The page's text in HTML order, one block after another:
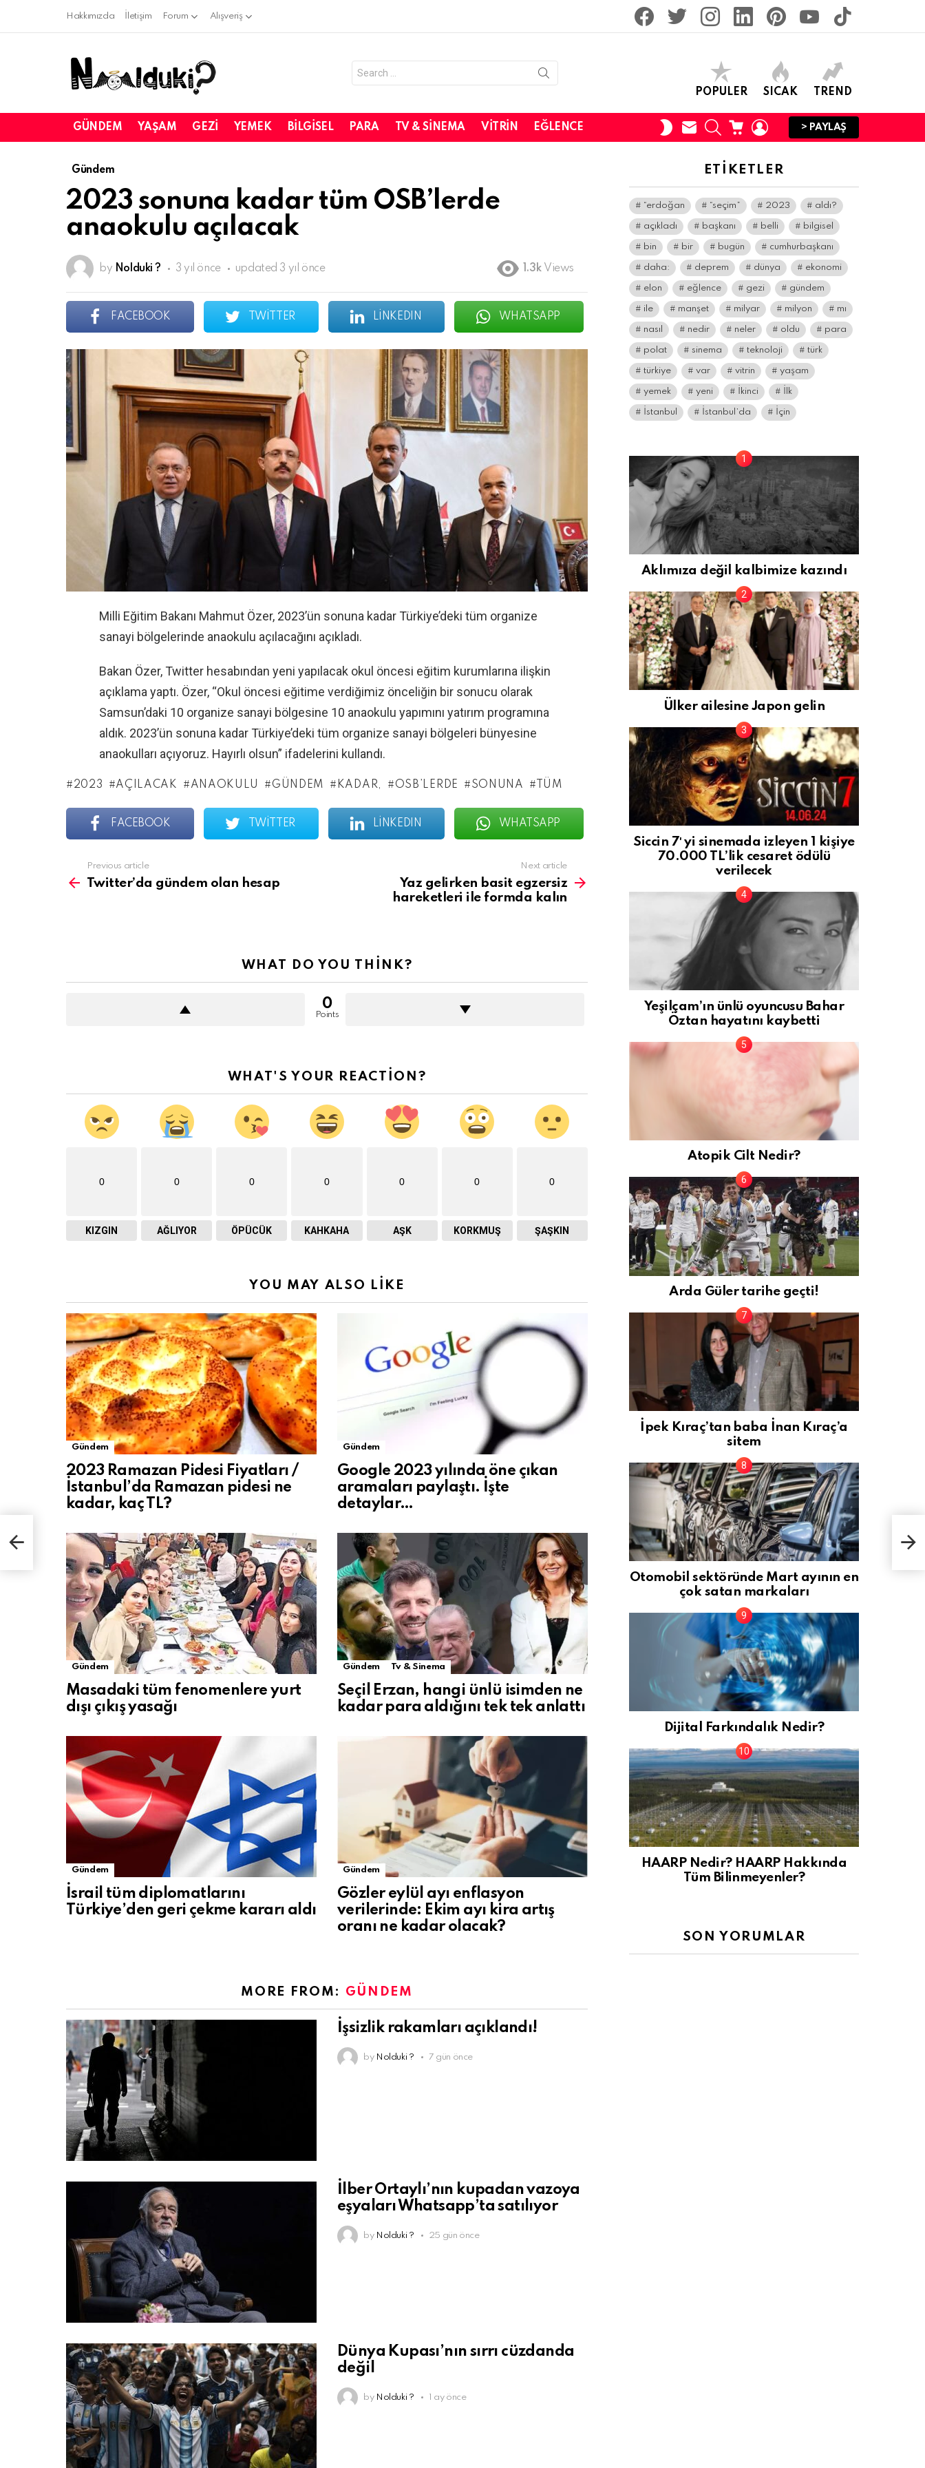
Hakkımızda İletişim Forum Alışveriş
for:
POPULER SICAK TREND
GÜNDEM YAŞAM GEZI YEMEK BILGISEL PARA TV & SINEMA VITRIN EĞLENCE
SWITCH
SKIN
SUBSCRIBE
SEARCHCART LOGIN
> PAYLAŞ
Gündem
2023 sonuna kadar tüm OSB’lerde
anaokulu açılacak
by Nolduki ? 3 yıl önce updated 3 yıl önce 1.3k Views
FACEBOOK TWITTER LINKEDIN WHATSAPP
Milli Eğitim Bakanı Mahmut Özer, 2023’ün sonuna kadar Türkiye’deki tüm organize
sanayi bölgelerinde anaokulu açılacağını açıkladı.
Bakan Özer, Twitter hesabından yeni yapılacak okul öncesi eğitim kurumlarına ilişkin
açıklama yaptı. Özer, “Okul öncesi eğitime verdiğimiz önceliğin bir sonucu olarak
Samsun’daki 10 organize sanayi bölgesine 10 anaokulu yapımını yatırım programına
aldık. 2023’ün sonuna kadar Türkiye’deki tüm organize sanayi bölgeleri bünyesine
anaokulları açıyoruz. Hayırlı olsun” ifadelerini kullandı.
2023 AÇILACAK ANAOKULU GÜNDEM KADAR, OSB’LERDE SONUNA TÜM
FACEBOOK TWITTER LINKEDIN WHATSAPP
more
Previous article
Twitter’da gündem olan hesap
Next article
Yaz gelirken basit egzersiz
hareketleri ile formda kalın
WHAT DO YOU THINK?
0
Points
WHAT'S YOUR REACTION?
0
KIZGIN
0
AĞLIYOR
0
ÖPÜCÜK
0
KAHKAHA
0
AŞK
0
KORKMUŞ
0
ŞAŞKIN
YOU MAY ALSO LIKE
Gündem
2023 Ramazan Pidesi Fiyatları /
İstanbul’da Ramazan pidesi ne
kadar, kaç TL?
Gündem
Google 2023 yılında öne çıkan
aramaları paylaştı. İşte
detaylar…
Gündem
Masadaki tüm fenomenlere yurt
dışı çıkış yasağı
Gündem Tv & Sinema
Seçil Erzan, hangi ünlü isimden ne
kadar para aldığını tek tek anlattı
Gündem
İsrail tüm diplomatlarını
Türkiye’den geri çekme kararı aldı
Gündem
Gözler eylül ayı enflasyon
verilerinde: Ekim ayı kira artış
oranı ne kadar olacak?
MORE FROM: GÜNDEM
İşsizlik rakamları açıklandı!
by Nolduki ? 7 gün önce
İlber Ortaylı’nın kupadan vazoya
eşyaları Whatsapp’ta satılıyor
by Nolduki ? 25 gün önce
Dünya Kupası’nın sırrı cüzdanda
değil
by Nolduki ? 1 ay önce
ETIKETLER
“erdoğan “seçim” 2023 aldı?
açıkladı başkanı belli bilgisel
bin bir bugün cumhurbaşkanı
daha: deprem dünya ekonomi
elon eğlence gezi gündem
ile manşet milyar milyon mı
nasıl nedir neler oldu para
polat sinema teknoloji türk
türkiye var vitrin yaşam
yemek yeni İkinci İlk
İstanbul İstanbul’da İçin
Aklımıza değil kalbimize kazındı
Ülker ailesine Japon gelin
Siccin 7′ yi sinemada izleyen 1 kişiye
70.000 TL’lik cesaret ödülü
verilecek
Yeşilçam’ın ünlü oyuncusu Bahar
Öztan hayatını kaybetti
Atopik Cilt Nedir?
Arda Güler tarihe geçti!
İpek Kıraç’tan baba İnan Kıraç’a
sitem
Otomobil sektöründe Mart ayının en
çok satan markaları
Dijital Farkındalık Nedir?
HAARP Nedir? HAARP Hakkında
Tüm Bilinmeyenler?
SON YORUMLAR